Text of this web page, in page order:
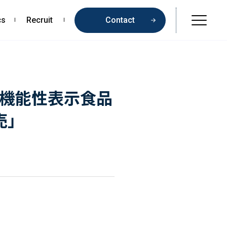
Recruit Contact
Beauty & Cosmetics
Health & Food
能性表示食品